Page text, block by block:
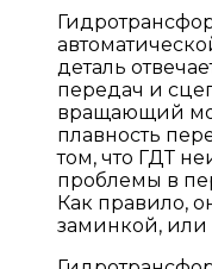
деталь
передач и
вращающий
плавность
том, что ГДТ
проблемы в
Как правило,
заминкой, или